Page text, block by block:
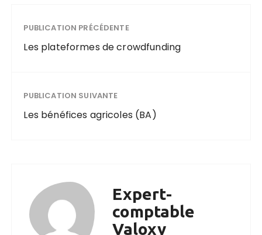
PUBLICATION PRÉCÉDENTE
Les plateformes de crowdfunding
PUBLICATION SUIVANTE
Les bénéfices agricoles (BA)
Expert-
comptable
Valoxy